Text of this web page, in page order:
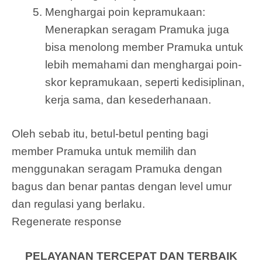
Menghargai poin kepramukaan:
Menerapkan seragam Pramuka juga
bisa menolong member Pramuka untuk
lebih memahami dan menghargai poin-
skor kepramukaan, seperti kedisiplinan,
kerja sama, dan kesederhanaan.
Oleh sebab itu, betul-betul penting bagi
member Pramuka untuk memilih dan
menggunakan seragam Pramuka dengan
bagus dan benar pantas dengan level umur
dan regulasi yang berlaku.
Regenerate response
PELAYANAN TERCEPAT DAN TERBAIK